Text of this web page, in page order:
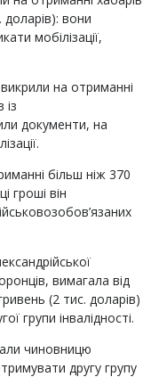
доларів): вони
мобілізації,
на отриманні
документи, на
більш ніж 370
гроші він
вимагала від
(2 тис. доларів)
групи інвалідності.
чиновницю
другу групу